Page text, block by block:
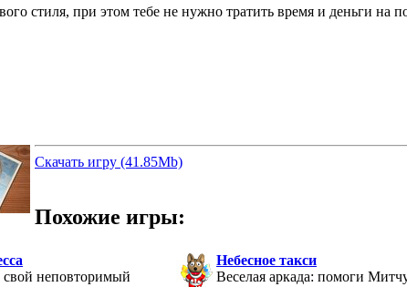
стиля, при этом тебе не нужно тратить время и деньги
Скачать игру (41.85Mb)
Похожие игры:
свой неповторимый
Небесное такси
Веселая аркада: помоги